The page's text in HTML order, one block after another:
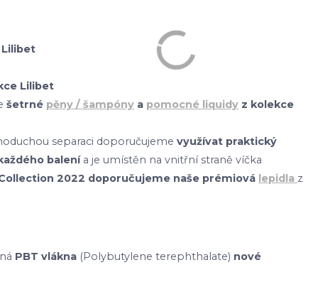
Lilibet
šetrné pěny / šampóny a pomocné liquidy z kolekce
separaci doporučujeme využívat praktický
balenía je umístěn na vnitřní straně víčka
2022 doporučujeme naše prémiová lepidla z
PBT vlákna (Polybutylene terephthalate) nové